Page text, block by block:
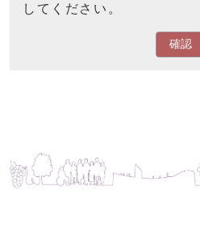
してください。
確認